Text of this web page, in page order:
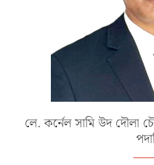
লে. কর্নেল সামি উদ দৌলা